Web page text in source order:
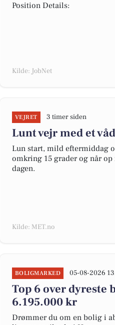
Position Details:
Kilde: JobNet
VEJRET 3 timer siden
Lunt vejr med et
Lun start, mild eftermiddag
omkring 15 grader og når
dagen.
Kilde: MET.no
BOLIGMARKED 05-08-2026
Top 6 over dyreste
6.195.000 kr
Drømmer du om en bolig i